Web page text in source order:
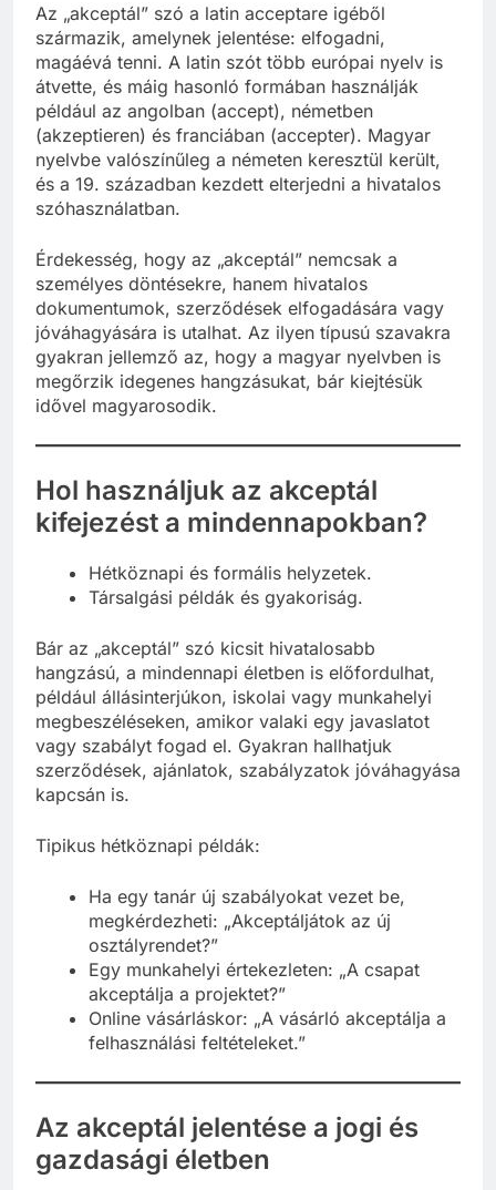
Az „akceptál” szó a latin acceptare igéből
származik, amelynek jelentése: elfogadni,
magáévá tenni. A latin szót több európai nyelv is
átvette, és máig hasonló formában használják
például az angolban (accept), németben
(akzeptieren) és franciában (accepter). Magyar
nyelvbe valószínűleg a németen keresztül került,
és a 19. században kezdett elterjedni a hivatalos
szóhasználatban.
Érdekesség, hogy az „akceptál” nemcsak a
személyes döntésekre, hanem hivatalos
dokumentumok, szerződések elfogadására vagy
jóváhagyására is utalhat. Az ilyen típusú szavakra
gyakran jellemző az, hogy a magyar nyelvben is
megőrzik idegenes hangzásukat, bár kiejtésük
idővel magyarosodik.
Hol használjuk az akceptál
kifejezést a mindennapokban?
Hétköznapi és formális helyzetek.
Társalgási példák és gyakoriság.
Bár az „akceptál” szó kicsit hivatalosabb
hangzású, a mindennapi életben is előfordulhat,
például állásinterjúkon, iskolai vagy munkahelyi
megbeszéléseken, amikor valaki egy javaslatot
vagy szabályt fogad el. Gyakran hallhatjuk
szerződések, ajánlatok, szabályzatok jóváhagyása
kapcsán is.
Tipikus hétköznapi példák:
Ha egy tanár új szabályokat vezet be,
megkérdezheti: „Akceptáljátok az új
osztályrendet?”
Egy munkahelyi értekezleten: „A csapat
akceptálja a projektet?”
Online vásárláskor: „A vásárló akceptálja a
felhasználási feltételeket.”
Az akceptál jelentése a jogi és
gazdasági életben